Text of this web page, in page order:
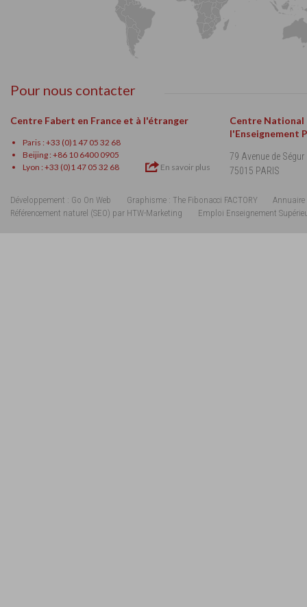
Pour nous contacter
Centre Fabert en France et à l'étranger
Paris : +33 (0)1 47 05 32 68
Beijing : +86 10 6400 0905
Lyon : +33 (0)1 47 05 32 68
En savoir plus
Centre National
l'Enseignement
79 Avenue de Ségur
75015 PARIS
Développement : Go On Web Graphisme : The Fibonacci FACTORY
Annuaire
Référencement naturel (SEO) par HTW-Marketing
Emploi Enseignement